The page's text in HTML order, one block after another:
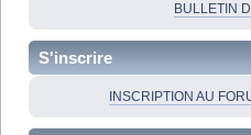
BULLETIN
S'inscrire
INSCRIPTION AU